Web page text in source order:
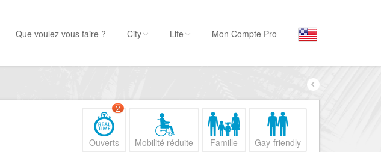
Que voulez vous faire ?
Hôtels, ...
Visiter
City Life Mon Compte Pro
Ouverts
2
Mobilité réduite Famille Gay-friendly